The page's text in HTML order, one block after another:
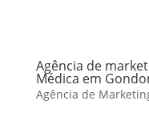
Agência de
Médica em
Agência de